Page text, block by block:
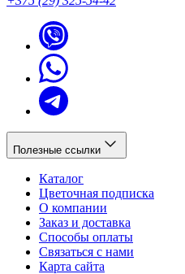
Полезные ссылки
Каталог
Цветочная подписка
О компании
Заказ и доставка
Способы оплаты
Связаться с нами
Карта сайта